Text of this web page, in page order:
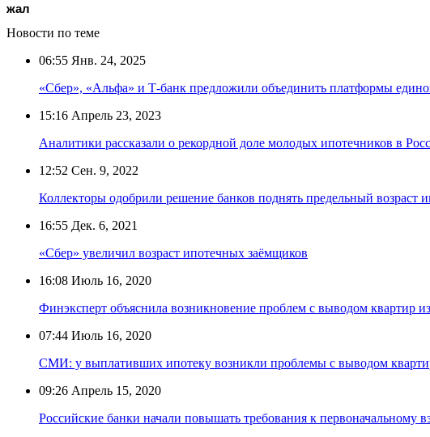
жал
Новости по теме
06:55 Янв. 24, 2025
«Сбер», «Альфа» и Т-банк предложили объединить платформы
15:16 Апрель 23, 2023
Аналитики рассказали о рекордной доле молодых ипотечников в
12:52 Сен. 9, 2022
Коллекторы одобрили решение банков поднять предельный возраст
16:55 Дек. 6, 2021
«Сбер» увеличил возраст ипотечных заёмщиков
16:08 Июль 16, 2020
Финэксперт объяснила возникновение проблем с выводом квартир
07:44 Июль 16, 2020
СМИ: у выплативших ипотеку возникли проблемы с выводом
09:26 Апрель 15, 2020
Российские банки начали повышать требования к первоначальному